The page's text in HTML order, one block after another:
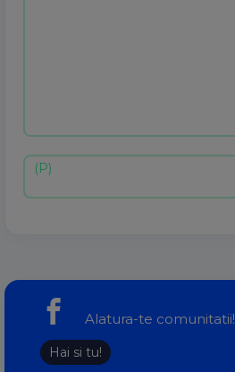
Alatura-te comunitatii!
Hai si tu!